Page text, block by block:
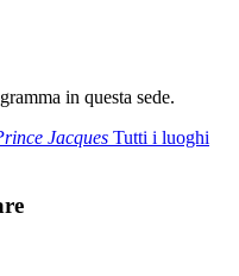
in questa sede.
Jacques Tutti i luoghi